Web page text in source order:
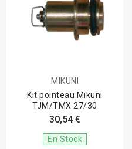
MIKUNI
Kit pointeau Mikuni
TJM/TMX 27/30
30,54 €
En Stock